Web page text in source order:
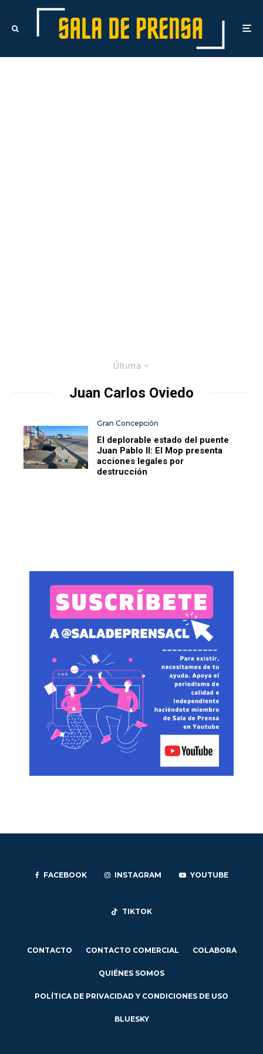
Última
Juan Carlos Oviedo
Gran Concepción
El deplorable estado del puente
Juan Pablo II: El Mop presenta
acciones legales por
destrucción
FACEBOOK INSTAGRAM YOUTUBE
TIKTOK
CONTACTO CONTACTO COMERCIAL COLABORA
QUIÉNES SOMOS
POLÍTICA DE PRIVACIDAD Y CONDICIONES DE USO
BLUESKY